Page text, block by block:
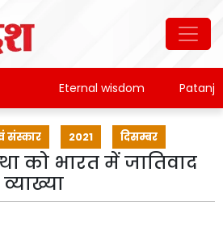
Eternal wisdom Patanjali's
संस्कार 2021 दिसम्बर
को भारत में जातिवाद